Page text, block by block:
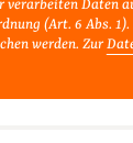
Daten
(Art. 6 Abs.
werden. Zur